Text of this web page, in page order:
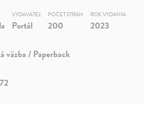
VYDAVATEĽ
Portál
POČET STRÁN
200
ROK VYDANIA
2023
väzba / Paperback